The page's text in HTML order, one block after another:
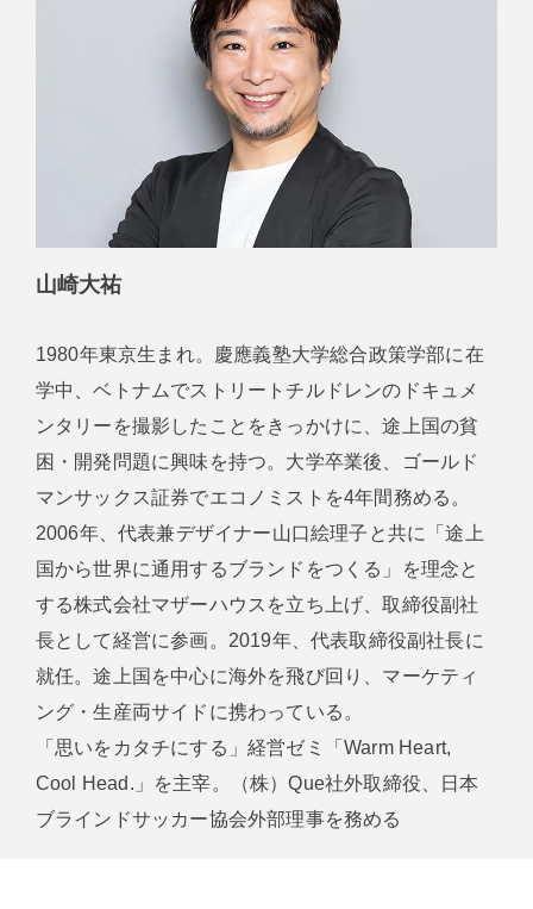
山崎大祐
1980年東京生まれ。慶應義塾大学総合政策学部に在
学中、ベトナムでストリートチルドレンのドキュメ
ンタリーを撮影したことをきっかけに、途上国の貧
困・開発問題に興味を持つ。大学卒業後、ゴールド
マンサックス証券でエコノミストを4年間務める。
2006年、代表兼デザイナー山口絵理子と共に「途上
国から世界に通用するブランドをつくる」を理念と
する株式会社マザーハウスを立ち上げ、取締役副社
長として経営に参画。2019年、代表取締役副社長に
就任。途上国を中心に海外を飛び回り、マーケティ
ング・生産両サイドに携わっている。
「思いをカタチにする」経営ゼミ「Warm Heart,
Cool Head.」を主宰。（株）Que社外取締役、日本
ブラインドサッカー協会外部理事を務める